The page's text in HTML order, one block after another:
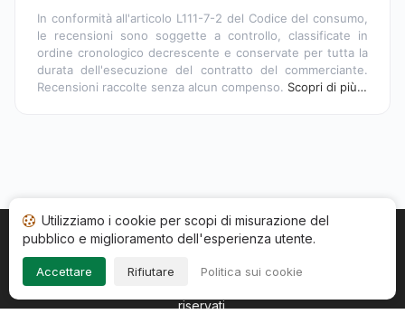
In conformità all'articolo L111-7-2 del Codice del consumo,
le recensioni sono soggette a controllo, classificate in
ordine cronologico decrescente e conservate per tutta la
durata dell'esecuzione del contratto del commerciante.
Recensioni raccolte senza alcun compenso. Scopri di più…
Home Stato recensioni Categorie CGU
Copyright © 2026
riservati.
Utilizziamo i cookie per scopi di misurazione del
pubblico e miglioramento dell'esperienza utente.
Accettare Rifiutare Politica sui cookie